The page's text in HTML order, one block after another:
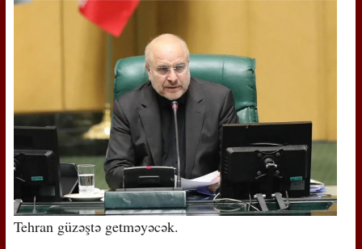
Tehran güzəştə getməyəcək.